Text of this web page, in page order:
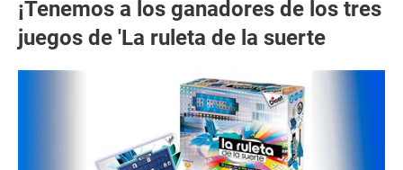
¡Tenemos a los ganadores de los tres
juegos de 'La ruleta de la suerte